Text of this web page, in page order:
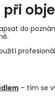
do
– tím se